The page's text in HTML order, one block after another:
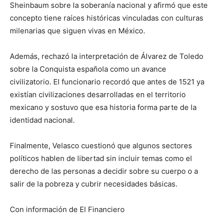
Sheinbaum sobre la soberanía nacional y afirmó que este
concepto tiene raíces históricas vinculadas con culturas
milenarias que siguen vivas en México.
Además, rechazó la interpretación de Álvarez de Toledo
sobre la Conquista española como un avance
civilizatorio. El funcionario recordó que antes de 1521 ya
existían civilizaciones desarrolladas en el territorio
mexicano y sostuvo que esa historia forma parte de la
identidad nacional.
Finalmente, Velasco cuestionó que algunos sectores
políticos hablen de libertad sin incluir temas como el
derecho de las personas a decidir sobre su cuerpo o a
salir de la pobreza y cubrir necesidades básicas.
Con información de El Financiero